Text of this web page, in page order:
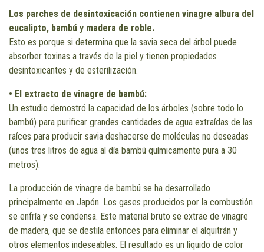
Los parches de desintoxicación contienen vinagre albura del
eucalipto, bambú y madera de roble.
Esto es porque si determina que la savia seca del árbol puede
absorber toxinas a través de la piel y tienen propiedades
desintoxicantes y de esterilización.
• El extracto de vinagre de bambú:
Un estudio demostró la capacidad de los árboles (sobre todo lo
bambú) para purificar grandes cantidades de agua extraídas de las
raíces para producir savia deshacerse de moléculas no deseadas
(unos tres litros de agua al día bambú químicamente pura a 30
metros).
La producción de vinagre de bambú se ha desarrollado
principalmente en Japón. Los gases producidos por la combustión
se enfría y se condensa. Este material bruto se extrae de vinagre
de madera, que se destila entonces para eliminar el alquitrán y
otros elementos indeseables. El resultado es un líquido de color